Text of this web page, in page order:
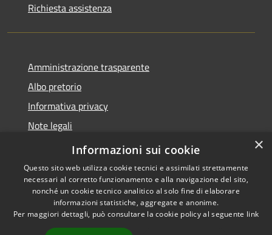
Richiesta assistenza
Amministrazione trasparente
Albo pretorio
Informativa privacy
Note legali
Dichiarazione di accessibilità
Accessibilità
Copyright © 2026 • Comune di
Castel d'Ario • Powered by
×
Informazioni sui cookie
Questo sito web utilizza cookie tecnici e assimilati strettamente
necessari al corretto funzionamento e alla navigazione del sito,
nonché un cookie tecnico analitico al solo fine di elaborare
informazioni statistiche, aggregate e anonime.
Per maggiori dettagli, può consultare la cookie policy al seguente link